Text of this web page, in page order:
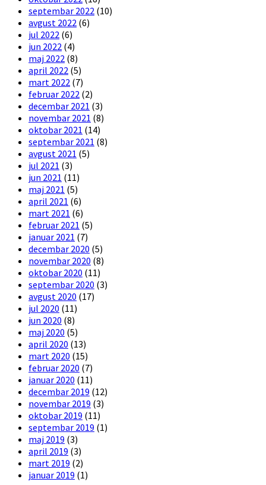
septembar 2022 (10)
avgust 2022 (6)
jul 2022 (6)
jun 2022 (4)
maj 2022 (8)
april 2022 (5)
mart 2022 (7)
februar 2022 (2)
decembar 2021 (3)
novembar 2021 (8)
oktobar 2021 (14)
septembar 2021 (8)
avgust 2021 (5)
jul 2021 (3)
jun 2021 (11)
maj 2021 (5)
april 2021 (6)
mart 2021 (6)
februar 2021 (5)
januar 2021 (7)
decembar 2020 (5)
novembar 2020 (8)
oktobar 2020 (11)
septembar 2020 (3)
avgust 2020 (17)
jul 2020 (11)
jun 2020 (8)
maj 2020 (5)
april 2020 (13)
mart 2020 (15)
februar 2020 (7)
januar 2020 (11)
decembar 2019 (12)
novembar 2019 (3)
oktobar 2019 (11)
septembar 2019 (1)
maj 2019 (3)
april 2019 (3)
mart 2019 (2)
januar 2019 (1)